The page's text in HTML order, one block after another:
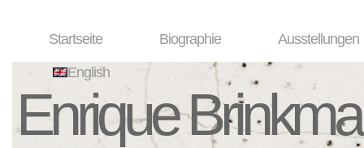
Startseite Biographie Ausstellungen
English
Enrique